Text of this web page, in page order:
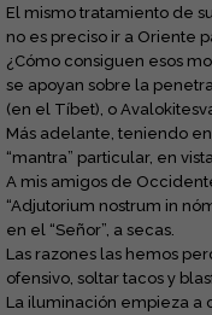
El mismo tratamiento de
no es preciso ir a Oriente
¿Cómo consiguen esos
se apoyan sobre la
(en el Tíbet), o
Más adelante, teniendo
“mantra” particular, en
A mis amigos de
“Adjutorium nostrum in
en el “Señor”, a secas.
Las razones las hemos
ofensivo, soltar tacos y
La iluminación empieza a